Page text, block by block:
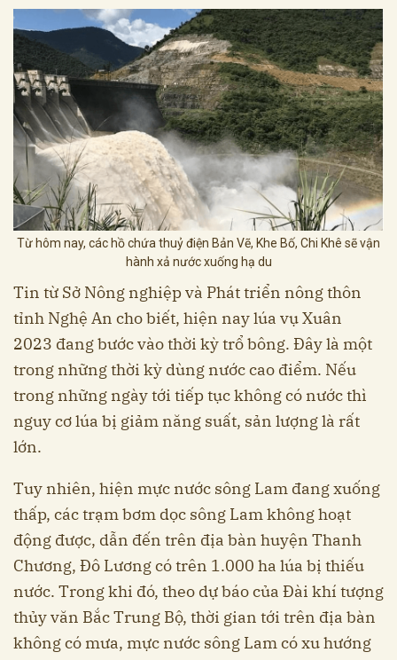
Từ hôm nay, các hồ chứa thuỷ điện Bản Vẽ, Khe Bố, Chi Khê sẽ vận
hành xả nước xuống hạ du
Tin từ Sở Nông nghiệp và Phát triển nông thôn
tỉnh Nghệ An cho biết, hiện nay lúa vụ Xuân
2023 đang bước vào thời kỳ trổ bông. Đây là một
trong những thời kỳ dùng nước cao điểm. Nếu
trong những ngày tới tiếp tục không có nước thì
nguy cơ lúa bị giảm năng suất, sản lượng là rất
lớn.
Tuy nhiên, hiện mực nước sông Lam đang xuống
thấp, các trạm bơm dọc sông Lam không hoạt
động được, dẫn đến trên địa bàn huyện Thanh
Chương, Đô Lương có trên 1.000 ha lúa bị thiếu
nước. Trong khi đó, theo dự báo của Đài khí tượng
thủy văn Bắc Trung Bộ, thời gian tới trên địa bàn
không có mưa, mực nước sông Lam có xu hướng